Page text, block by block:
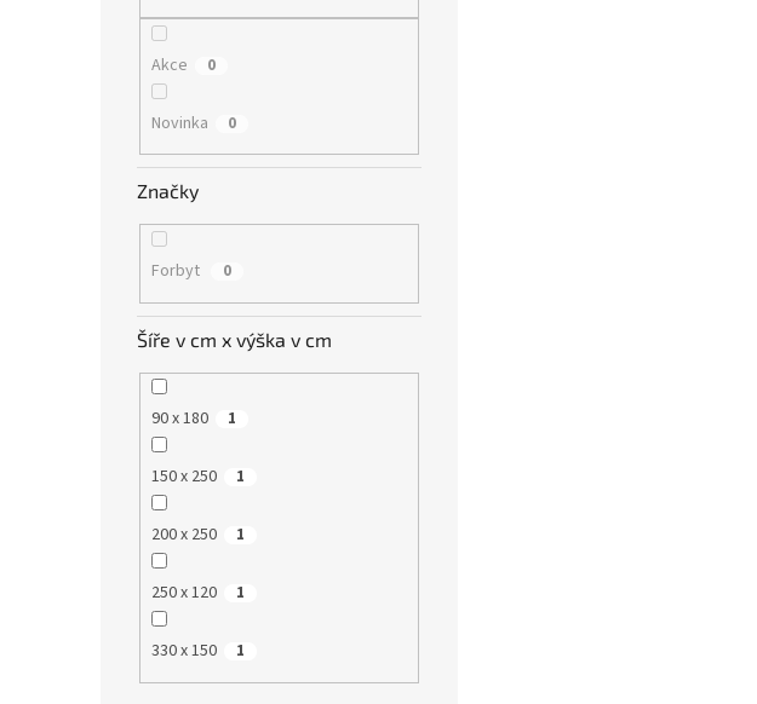
Akce 0
Novinka 0
Značky
Forbyt 0
Šíře v cm x výška v cm
90 x 180 1
150 x 250 1
200 x 250 1
250 x 120 1
330 x 150 1